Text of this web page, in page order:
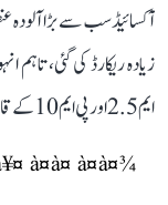
زیادہ ریکارڈ کی گئی،
ایم 2.5 اور پی ایم 10 کے قابل اعتماد اعداد و شمار پر مبنی ہے۔
à¤à¤ à¤à¤¾